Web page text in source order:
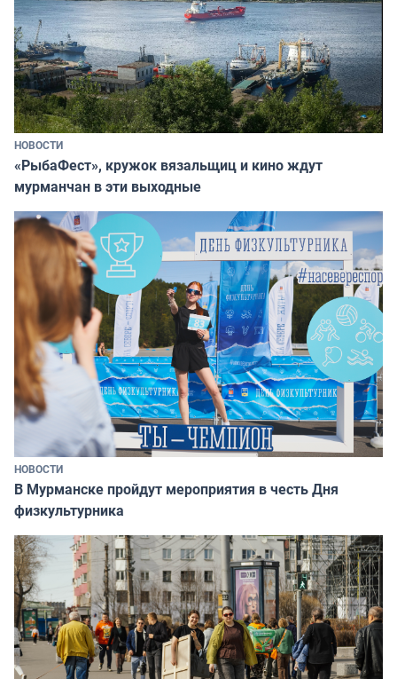
НОВОСТИ
«РыбаФест», кружок вязальщиц и кино ждут
мурманчан в эти выходные
НОВОСТИ
В Мурманске пройдут мероприятия в честь Дня
физкультурника